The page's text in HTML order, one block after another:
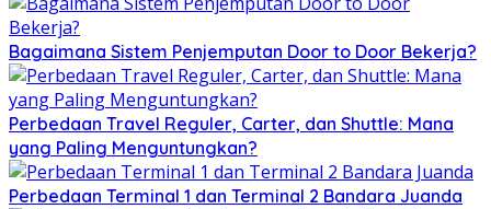
Bagaimana Sistem Penjemputan Door to Door Bekerja?
Perbedaan Travel Reguler, Carter, dan Shuttle: Mana
yang Paling Menguntungkan?
Perbedaan Terminal 1 dan Terminal 2 Bandara Juanda